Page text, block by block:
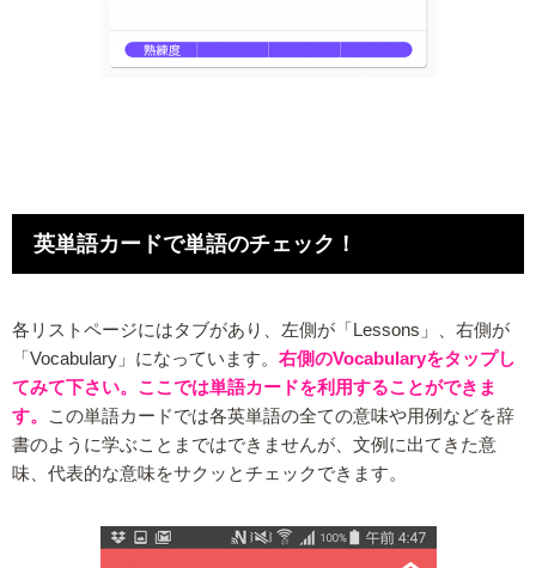
英単語カードで単語のチェック！
各リストページにはタブがあり、左側が「Lessons」、右側が
「Vocabulary」になっています。 右側のVocabularyをタップし
てみて下さい。ここでは単語カードを利用することができま
す。
この単語カードでは各英単語の全ての意味や用例などを辞
書のように学ぶことまではできませんが、文例に出てきた意
味、代表的な意味をサクッとチェックできます。